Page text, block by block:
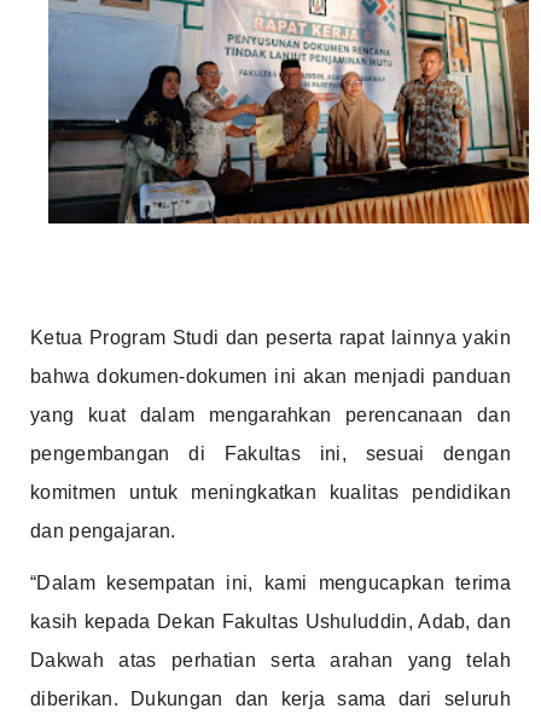
Ketua Program Studi dan peserta rapat lainnya yakin
bahwa dokumen-dokumen ini akan menjadi panduan
yang kuat dalam mengarahkan perencanaan dan
pengembangan di Fakultas ini, sesuai dengan
komitmen untuk meningkatkan kualitas pendidikan
dan pengajaran.
“Dalam kesempatan ini, kami mengucapkan terima
kasih kepada Dekan Fakultas Ushuluddin, Adab, dan
Dakwah atas perhatian serta arahan yang telah
diberikan. Dukungan dan kerja sama dari seluruh